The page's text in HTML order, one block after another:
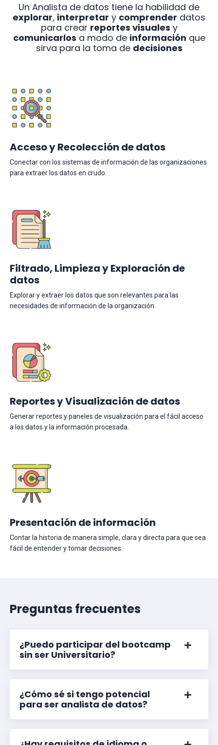
Un Analista de datos tiene la habilidad de
explorar, interpretar y comprender datos
para crear reportes visuales y
comunicarlos a modo de información que
sirva para la toma de decisiones
Acceso y Recolección de datos
Conectar con los sistemas de información de las organizaciones
para extraer los datos en crudo.
Filtrado, Limpieza y Exploración de
datos
Explorar y extraer los datos que son relevantes para las
necesidades de información de la organización.
Reportes y Visualización de datos
Generar reportes y paneles de visualización para el fácil acceso
a los datos y la información procesada.
Presentación de información
Contar la historia de manera simple, clara y directa para que sea
fácil de entender y tomar decisiones.
Preguntas frecuentes
¿Puedo participar del bootcamp
sin ser Universitario?
¿Cómo sé si tengo potencial
para ser analista de datos?